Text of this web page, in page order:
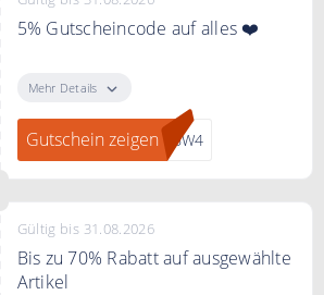
5% Gutscheincode auf alles ❤️
Ihre gesamte Bestellung.
Mehr Details
Gutschein zeigen 36W4
Gültig bis 31.08.2026
Bis zu 70% Rabatt auf ausgewählte
Artikel